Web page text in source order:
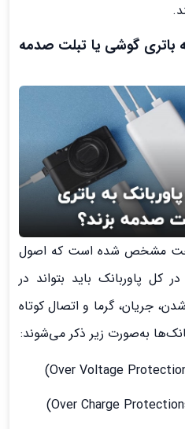
باتری گوشی یا تبلت صدمه
مشخص شده است که اصول
کل پاوربانک باید بتواند در
جریان، گرما و اتصال کوتاه
به‌صورت زیر ذکر می‌شوند: